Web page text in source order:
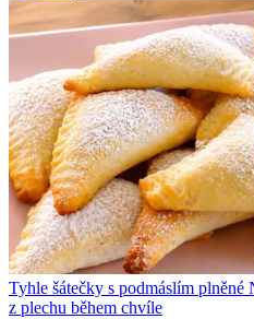
Tyhle šátečky s podmáslím
z plechu během chvíle